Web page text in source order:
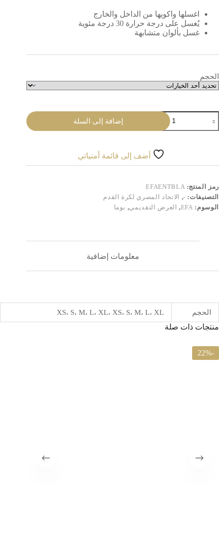
اغسلها واكويها من الداخل والخارج
يُغسل على درجة حرارة 30 درجة مئوية
غسل بألوان متشابهة
الحجم
Pantalon
de
إضافة إلى السلة
أضف إلى قائمة أمنياتي
رمز المنتج: EFAENTBLA
التصنيفات: -
,
الاتحاد المصري لكرة القدم
الوسوم: EFA
, العرض التقديمي, بوما
معلومات إضافية
الحجم XS، S، M، L، XL، XS، S، M، L، XL
منتجات ذات صلة
-22%